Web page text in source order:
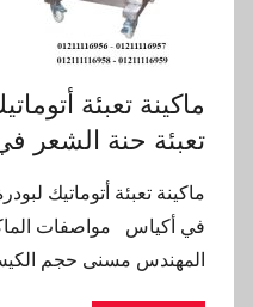
ماكينة تعبئة
تعبئة حنة الشعر
ماكينة تعبئة أتوماتيك
المهندس مسنى حجم